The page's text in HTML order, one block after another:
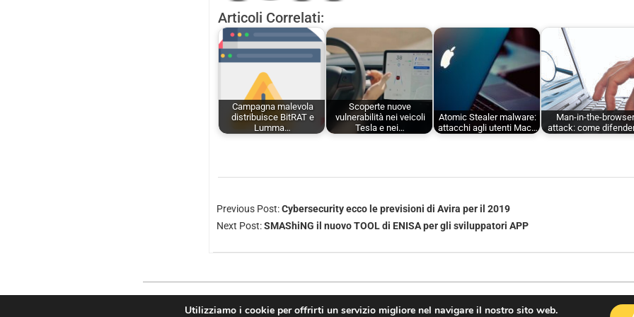
Articoli Correlati:
Campagna malevola
distribuisce BitRAT e
Lumma…
Scoperte nuove
vulnerabilità nei veicoli
Tesla e nei…
Atomic Stealer malware:
attacchi agli utenti Mac…
Man-in-the-browser
attack: come
Previous Post:Cybersecurity ecco le previsioni di Avira per il 2019
Next Post:SMAShiNG il nuovo TOOL di ENISA per gli sviluppatori APP
Copyright © 2026
Utilizziamo i cookie per offrirti un servizio migliore nel navigare il nostro sito web.